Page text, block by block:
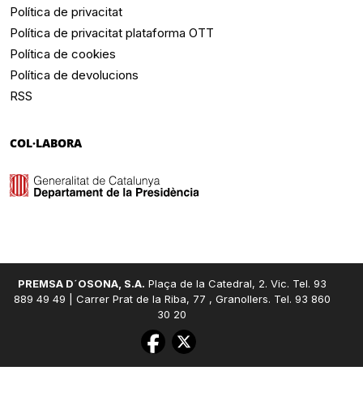
Política de privacitat
Política de privacitat plataforma OTT
Política de cookies
Política de devolucions
RSS
COL·LABORA
PREMSA D´OSONA, S.A. Plaça de la Catedral, 2. Vic. Tel. 93
889 49 49 | Carrer Prat de la Riba, 77 , Granollers. Tel. 93 860
30 20